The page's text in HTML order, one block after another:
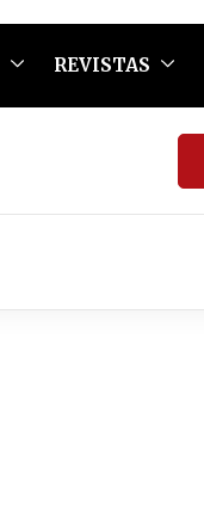
REVISTAS